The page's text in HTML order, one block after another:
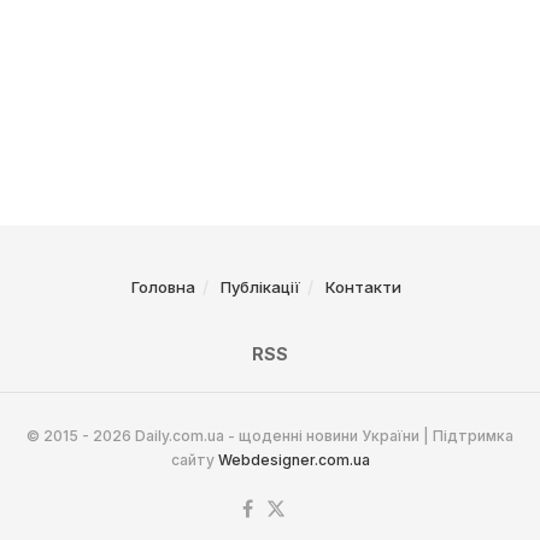
Головна Публікації Контакти
RSS
© 2015 - 2026 Daily.com.ua - щоденні новини України | Підтримка
сайту Webdesigner.com.ua